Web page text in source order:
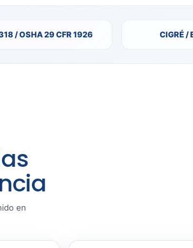
/ OSHA 29 CFR 1926 CIGRÉ /
en